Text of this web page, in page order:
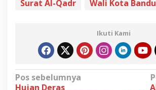
Surat Al-Qadr Wali Kota
Ikuti Kami
N
Pos sebelumnya
Hujan Deras